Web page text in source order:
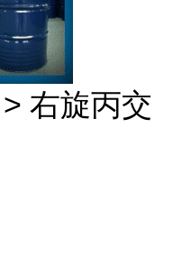
> 右旋丙交